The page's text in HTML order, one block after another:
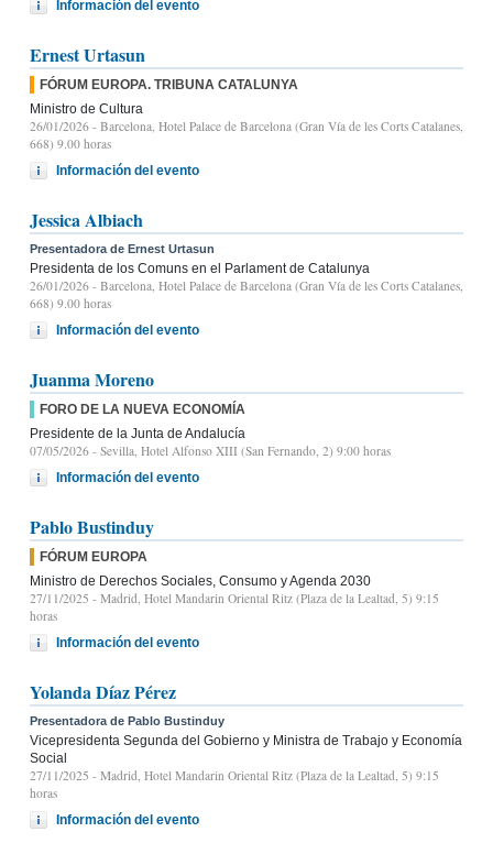
Información del evento
Ernest Urtasun
FÓRUM EUROPA. TRIBUNA CATALUNYA
Ministro de Cultura
26/01/2026 - Barcelona, Hotel Palace de Barcelona (Gran Vía de les Corts Catalanes,
668) 9.00 horas
Información del evento
Jessica Albiach
Presentadora de Ernest Urtasun
Presidenta de los Comuns en el Parlament de Catalunya
26/01/2026 - Barcelona, Hotel Palace de Barcelona (Gran Vía de les Corts Catalanes,
668) 9.00 horas
Información del evento
Juanma Moreno
FORO DE LA NUEVA ECONOMÍA
Presidente de la Junta de Andalucía
07/05/2026 - Sevilla, Hotel Alfonso XIII (San Fernando, 2) 9:00 horas
Información del evento
Pablo Bustinduy
FÓRUM EUROPA
Ministro de Derechos Sociales, Consumo y Agenda 2030
27/11/2025 - Madrid, Hotel Mandarin Oriental Ritz (Plaza de la Lealtad, 5) 9:15
horas
Información del evento
Yolanda Díaz Pérez
Presentadora de Pablo Bustinduy
Vicepresidenta Segunda del Gobierno y Ministra de Trabajo y Economía
Social
27/11/2025 - Madrid, Hotel Mandarin Oriental Ritz (Plaza de la Lealtad, 5) 9:15
horas
Información del evento